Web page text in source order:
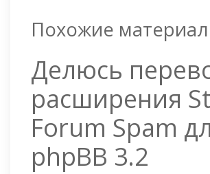
Похожие
Делюсь
расширения
Forum Spam
phpBB 3.2